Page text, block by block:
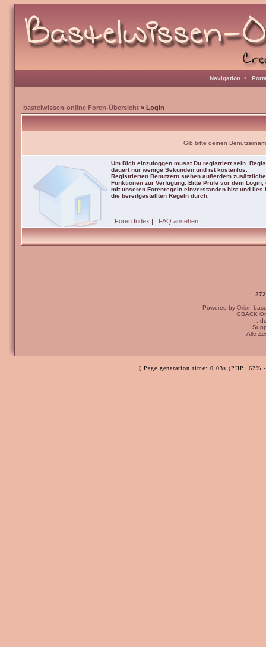
Navigation •
bastelwissen-online Foren-Übersicht » Login
Gib bitte deinen
Um Dich einzuloggen musst Du registriert sein.
dauert nur wenige Sekunden und ist kostenlos.
Registrierten Benutzern stehen außerdem zusätzliche
Funktionen zur Verfügung. Bitte Prüfe vor dem Login,
mit unseren Forenregeln einverstanden bist und lies
die bereitgestellten Regeln durch.
Foren Index | FAQ ansehen
Powered by Orion
CBACK
:-:
Alle
[ Page generation time: 0.03s (PHP: